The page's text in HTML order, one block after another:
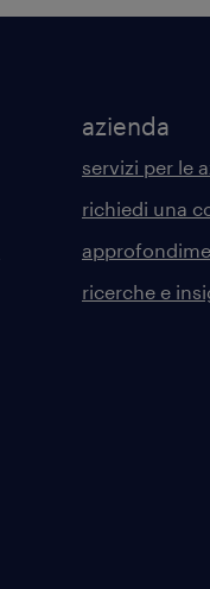
azienda
servizi per le
richiedi una
ricerche e